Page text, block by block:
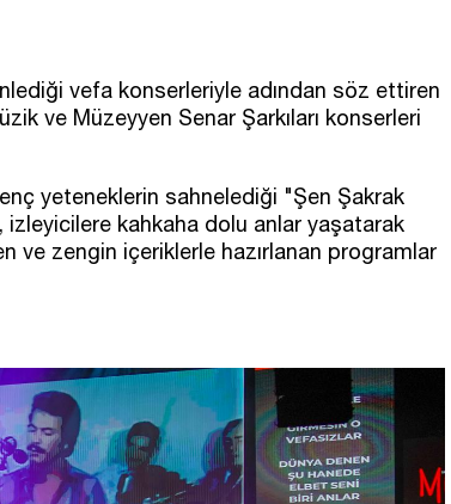
vefa konserleriyle adından söz ettiren
ve Müzeyyen Senar Şarkıları konserleri
yeteneklerin sahnelediği "Şen Şakrak
izleyicilere kahkaha dolu anlar yaşatarak
ve zengin içeriklerle hazırlanan programlar